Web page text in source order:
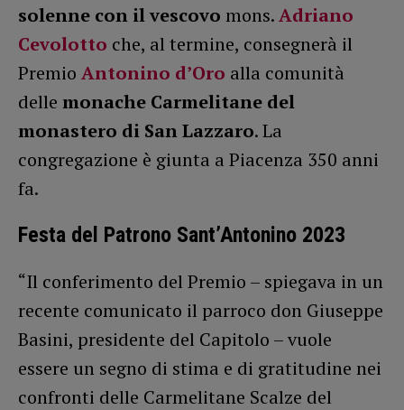
solenne con il vescovo mons.Adriano
Cevolotto che, al termine, consegnerà il
Premio Antonino d’Oro alla comunità
delle monache Carmelitane del
monastero di San Lazzaro. La
congregazione è giunta a Piacenza 350 anni
fa.
Festa del Patrono Sant’Antonino 2023
“Il conferimento del Premio – spiegava in un
recente comunicato il parroco don Giuseppe
Basini, presidente del Capitolo – vuole
essere un segno di stima e di gratitudine nei
confronti delle Carmelitane Scalze del